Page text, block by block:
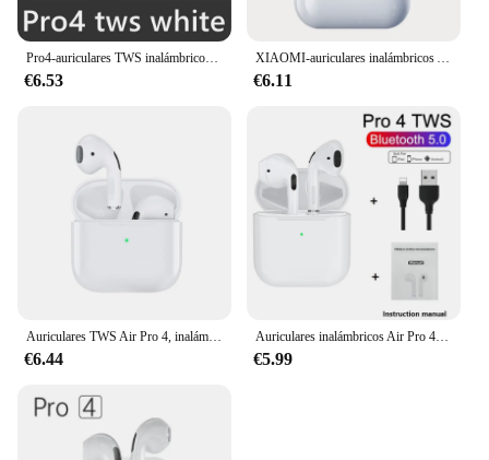
Pro4-auriculares TWS inalámbricos por Bluetooth, cascos intrauditivos estéreo 9D, HiFi, manos libres con micrófono para Xiaomi y iPhone
€6.53
XIAOMI-auriculares inalámbricos Air Pro 4, cascos con Bluetooth, TWS, HiFi, micrófono, reducción de ruido, Sport Motion Pods, originales
€6.11
Auriculares TWS Air Pro 4, inalámbricos por Bluetooth, con micrófono y Control táctil, 2024
€6.44
Auriculares inalámbricos Air Pro 4 con TWS, cascos intrauditivos con Bluetooth 5,0, Mini auriculares deportivos impermeables con micrófono para Xiaomi, iPhone Pro 4
€5.99